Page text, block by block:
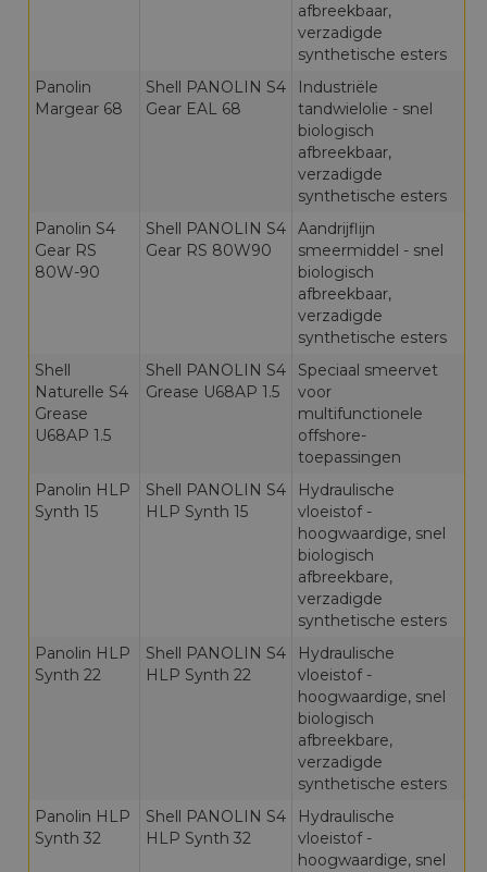
afbreekbaar,
verzadigde
synthetische esters
Panolin
Margear 68
Shell PANOLIN S4
Gear EAL 68
Industriële
tandwielolie - snel
biologisch
afbreekbaar,
verzadigde
synthetische esters
Panolin S4
Gear RS
80W-90
Shell PANOLIN S4
Gear RS 80W90
Aandrijflijn
smeermiddel - snel
biologisch
afbreekbaar,
verzadigde
synthetische esters
Shell
Naturelle S4
Grease
U68AP 1.5
Shell PANOLIN S4
Grease U68AP 1.5
Speciaal smeervet
voor
multifunctionele
offshore-
toepassingen
Panolin HLP
Synth 15
Shell PANOLIN S4
HLP Synth 15
Hydraulische
vloeistof -
hoogwaardige, snel
biologisch
afbreekbare,
verzadigde
synthetische esters
Panolin HLP
Synth 22
Shell PANOLIN S4
HLP Synth 22
Hydraulische
vloeistof -
hoogwaardige, snel
biologisch
afbreekbare,
verzadigde
synthetische esters
Panolin HLP
Synth 32
Shell PANOLIN S4
HLP Synth 32
Hydraulische
vloeistof -
hoogwaardige, snel